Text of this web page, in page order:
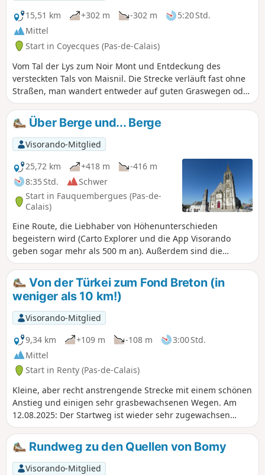
15,51 km
+302 m -302 m
5:20 Std.
Mittel
Start in Coyecques (Pas-de-Calais)
Vom Tal der Lys zum Noir Mont und Entdeckung des
versteckten Tals von Maisnil. Die Strecke verläuft fast ohne
Straßen, man wandert entweder auf guten Graswegen oder
auf leicht befestigten Wegen. Suchen Sie nicht nach
Markierungen, es gibt keine.
Über Berge und... Berge
Visorando-Mitglied
25,72 km
+418 m
-416 m
8:35 Std.
Schwer
Start in Fauquembergues (Pas-de-
Calais)
Eine Route, die Liebhaber von Höhenunterschieden
begeistern wird (Carto Explorer und die App Visorando
geben sogar mehr als 500 m an). Außerdem sind die
Aussichtspunkte sehr schön. Die Route wurde im November
2019 leicht geändert. Alle Wege sind am 14. Mai 2020 in
sehr gutem Zustand (auch wenn einige sehr
grasbewachsen sind).
Von der Türkei zum Fond Breton (in
weniger als 10 km!)
Visorando-Mitglied
9,34 km
+109 m -108 m
3:00 Std.
Mittel
Start in Renty (Pas-de-Calais)
Kleine, aber recht anstrengende Strecke mit einem schönen
Anstieg und einigen sehr grasbewachsenen Wegen. Am
12.08.2025: Der Startweg ist wieder sehr zugewachsen
(Brombeeren und Brennnesseln). Man kommt zwar durch,
aber man sollte besser eine Hose oder gute Gamaschen
und natürlich einen Wanderstock oder sogar eine
Gartenschere dabei haben.
Rundweg zu den Quellen von Bomy
Visorando-Mitglied